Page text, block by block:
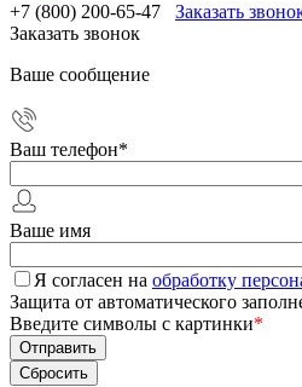
+7 (800) 200-65-47
Заказать
Заказать звонок
Ваше сообщение
Ваш телефон*
Ваше имя
Я согласен на обработку
Защита от автоматического
Введите символы с картинки*